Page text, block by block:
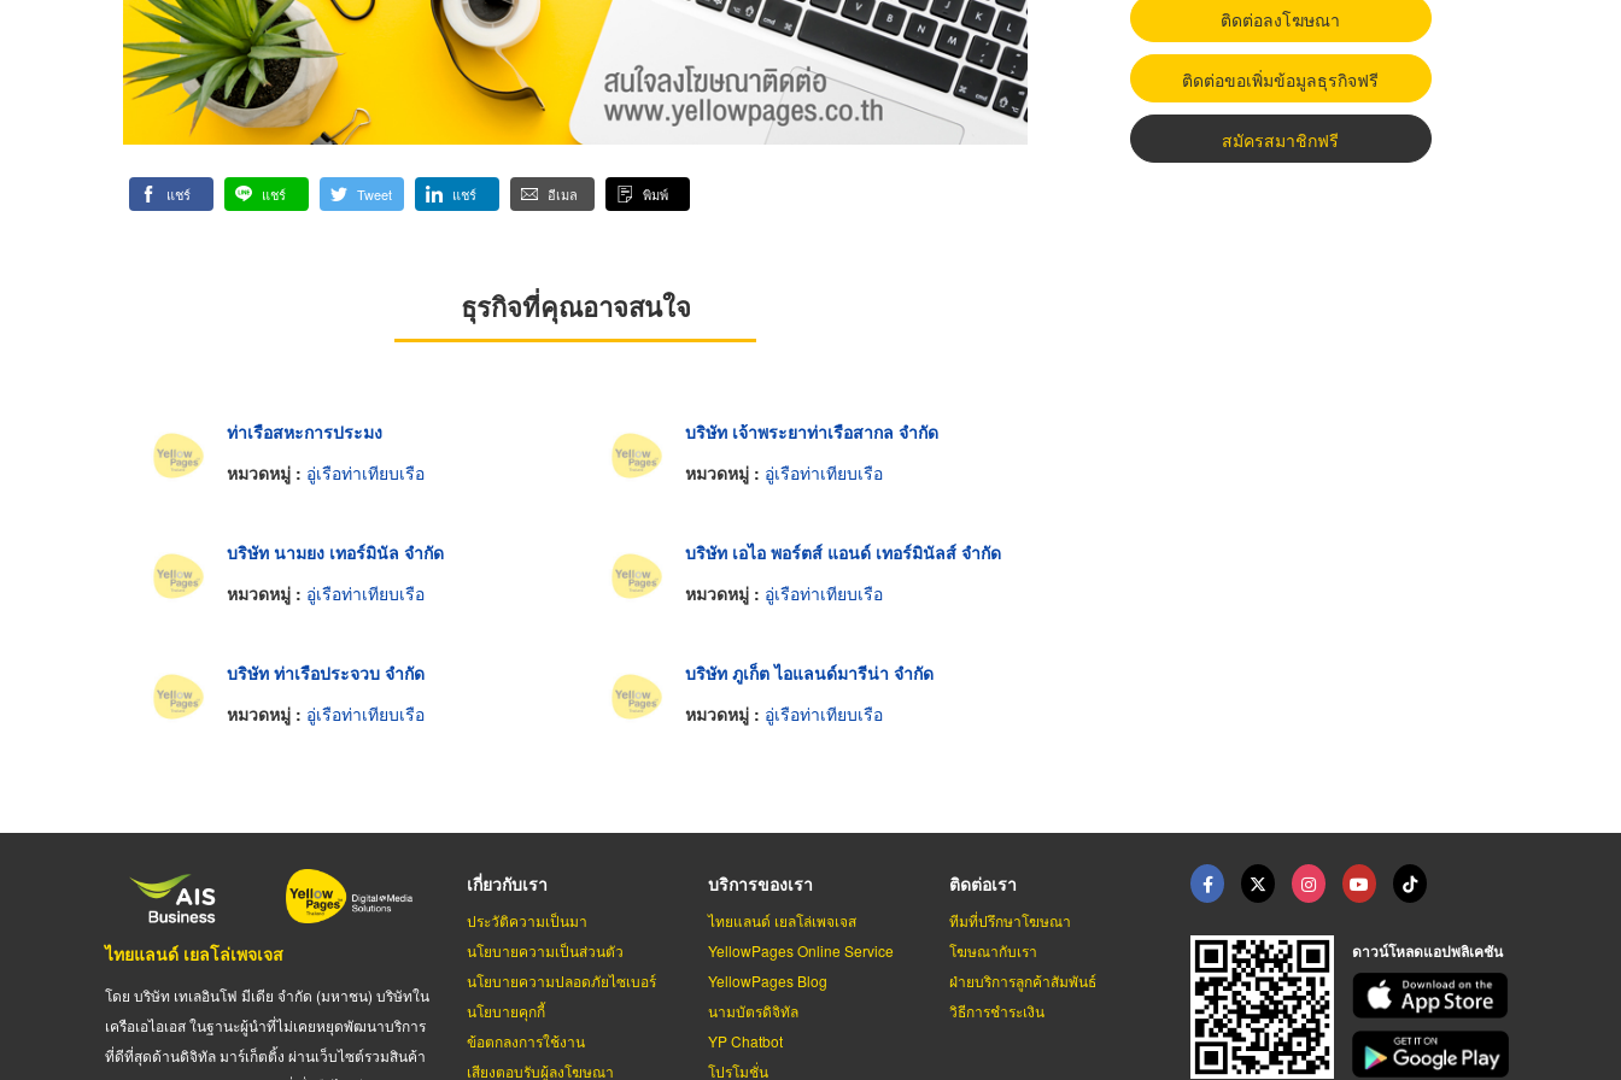
แชร์ แชร์ Tweet แชร์ อีเมล พิมพ์
ธุรกิจที่คุณอาจสนใจ
ท่าเรือสหะการประมง
หมวดหมู่ : อู่เรือท่าเทียบเรือ
บริษัท เจ้าพระยาท่าเรือสากล จำกัด
หมวดหมู่ : อู่เรือท่าเทียบเรือ
บริษัท นามยง เทอร์มินัล จำกัด
หมวดหมู่ : อู่เรือท่าเทียบเรือ
บริษัท เอไอ พอร์ตส์ แอนด์ เทอร์มินัลส์ จำกัด
หมวดหมู่ : อู่เรือท่าเทียบเรือ
บริษัท ท่าเรือประจวบ จำกัด
หมวดหมู่ : อู่เรือท่าเทียบเรือ
บริษัท ภูเก็ต ไอแลนด์มารีน่า จำกัด
หมวดหมู่ : อู่เรือท่าเทียบเรือ
ติดต่อลงโฆษณา
ติดต่อขอเพิ่มข้อมูลธุรกิจฟรี
สมัครสมาชิกฟรี
ไทยแลนด์ เยลโล่เพจเจส
โดย บริษัท เทเลอินโฟ มีเดีย จำกัด (มหาชน) บริษัทใน
เครือเอไอเอส ในฐานะผู้นำที่ไม่เคยหยุดพัฒนาบริการ
ที่ดีที่สุดด้านดิจิทัล มาร์เก็ตติ้ง ผ่านเว็บไซต์รวมสินค้า
เกี่ยวกับเรา
ประวัติความเป็นมา
นโยบายความเป็นส่วนตัว
นโยบายความปลอดภัยไซเบอร์
นโยบายคุกกี้
ข้อตกลงการใช้งาน
เสียงตอบรับผู้ลงโฆษณา
บริการของเรา
ไทยแลนด์ เยลโล่เพจเจส
YellowPages Online Service
YellowPages Blog
นามบัตรดิจิทัล
YP Chatbot
โปรโมชั่น
ติดต่อเรา
ทีมที่ปรึกษาโฆษณา
โฆษณากับเรา
ฝ่ายบริการลูกค้าสัมพันธ์
วิธีการชำระเงิน
ดาวน์โหลดแอปพลิเคชัน